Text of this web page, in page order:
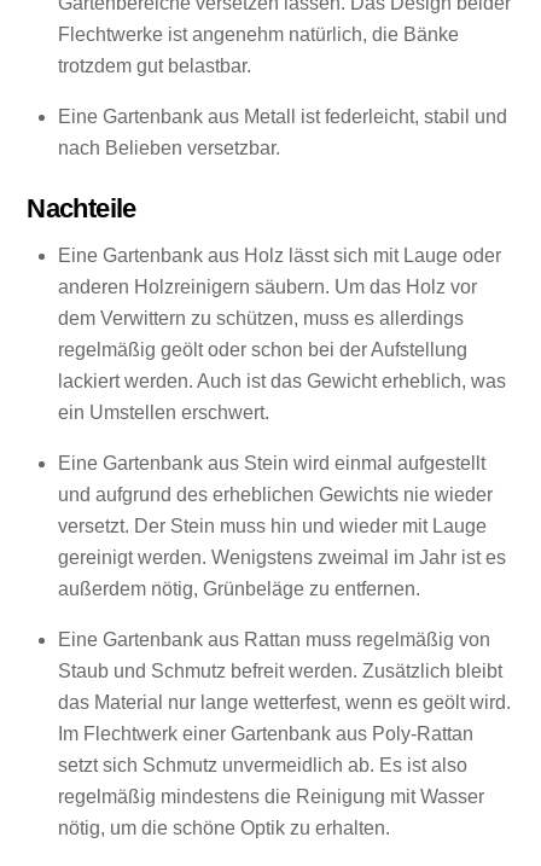
Flechtwerke ist angenehm natürlich, die Bänke
trotzdem gut belastbar.
Eine Gartenbank aus Metall ist federleicht, stabil und
nach Belieben versetzbar.
Nachteile
Eine Gartenbank aus Holz lässt sich mit Lauge oder
anderen Holzreinigern säubern. Um das Holz vor
dem Verwittern zu schützen, muss es allerdings
regelmäßig geölt oder schon bei der Aufstellung
lackiert werden. Auch ist das Gewicht erheblich, was
ein Umstellen erschwert.
Eine Gartenbank aus Stein wird einmal aufgestellt
und aufgrund des erheblichen Gewichts nie wieder
versetzt. Der Stein muss hin und wieder mit Lauge
gereinigt werden. Wenigstens zweimal im Jahr ist es
außerdem nötig, Grünbeläge zu entfernen.
Eine Gartenbank aus Rattan muss regelmäßig von
Staub und Schmutz befreit werden. Zusätzlich bleibt
das Material nur lange wetterfest, wenn es geölt wird.
Im Flechtwerk einer Gartenbank aus Poly-Rattan
setzt sich Schmutz unvermeidlich ab. Es ist also
regelmäßig mindestens die Reinigung mit Wasser
nötig, um die schöne Optik zu erhalten.